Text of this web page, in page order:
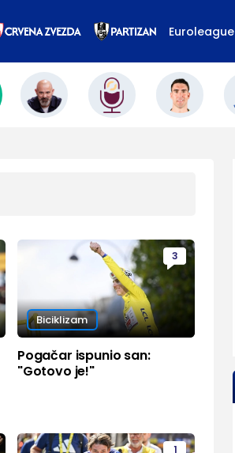
Euroleague
3
Biciklizam
Pogačar ispunio san:
"Gotovo je!"
1